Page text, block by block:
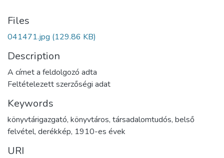
Files
041471.jpg (129.86 KB)
Description
A címet a feldolgozó adta
Feltételezett szerzőségi adat
Keywords
könyvtárigazgató, könyvtáros, társadalomtudós, belső
felvétel, derékkép, 1910-es évek
URI